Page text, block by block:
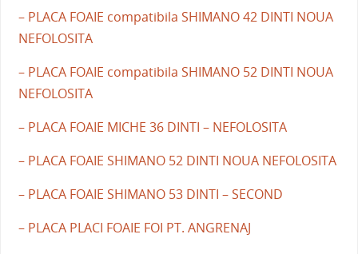
– PLACA FOAIE compatibila SHIMANO 42 DINTI NOUA
NEFOLOSITA
– PLACA FOAIE compatibila SHIMANO 52 DINTI NOUA
NEFOLOSITA
– PLACA FOAIE MICHE 36 DINTI – NEFOLOSITA
– PLACA FOAIE SHIMANO 52 DINTI NOUA NEFOLOSITA
– PLACA FOAIE SHIMANO 53 DINTI – SECOND
– PLACA PLACI FOAIE FOI PT. ANGRENAJ